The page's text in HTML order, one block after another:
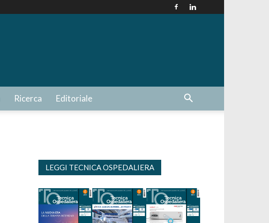
Ricerca Editoriale
LEGGI TECNICA OSPEDALIERA